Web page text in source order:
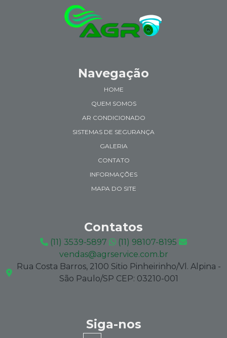
Navegação
HOME
QUEM SOMOS
AR CONDICIONADO
SISTEMAS DE SEGURANÇA
GALERIA
CONTATO
INFORMAÇÕES
MAPA DO SITE
Contatos
(11) 3539-5897
(11) 98107-8195
vendas@agrservice.com.br
Rua Costa Barros, 2100 Sitio Pinheirinho/Vl. Alpina -
São Paulo/SP CEP: 03210-001
Siga-nos